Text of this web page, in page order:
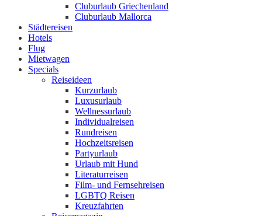
Cluburlaub Griechenland
Cluburlaub Mallorca
Städtereisen
Hotels
Flug
Mietwagen
Specials
Reiseideen
Kurzurlaub
Luxusurlaub
Wellnessurlaub
Individualreisen
Rundreisen
Hochzeitsreisen
Partyurlaub
Urlaub mit Hund
Literaturreisen
Film- und Fernsehreisen
LGBTQ Reisen
Kreuzfahrten